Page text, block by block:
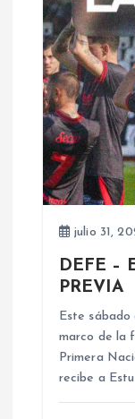
c
ó
n
d
julio 31,
DEFE –
PREVIA
Este sábado
marco de la
Primera
recibe a